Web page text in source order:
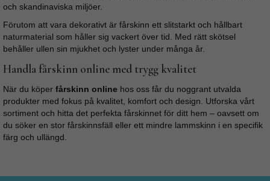
och skandinaviska miljöer.
Förutom att vara dekorativt är fårskinn ett slitstarkt och hållbart
naturmaterial som håller sig vackert över tid. Med rätt skötsel
behåller ullen sin mjukhet och lyster under många år.
Handla fårskinn online med trygg kvalitet
När du köper fårskinn online hos oss får du noggrant utvalda
produkter med fokus på kvalitet, komfort och design. Utforska vårt
sortiment och hitta det perfekta fårskinnet för ditt hem – oavsett om
du söker en stor fårskinnsfäll eller ett mindre lammskinn i en specifik
färg och ullängd.